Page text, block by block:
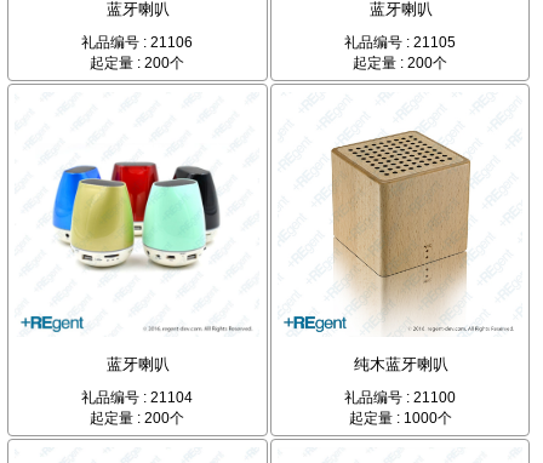
蓝牙喇叭
礼品编号 : 21106
起定量 : 200个
蓝牙喇叭
礼品编号 : 21105
起定量 : 200个
蓝牙喇叭
礼品编号 : 21104
起定量 : 200个
纯木蓝牙喇叭
礼品编号 : 21100
起定量 : 1000个